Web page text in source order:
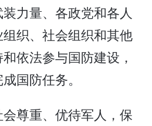
力量、各政党和各人
织、社会组织和其他
依法参与国防建设，
国防任务。
尊重、优待军人，保